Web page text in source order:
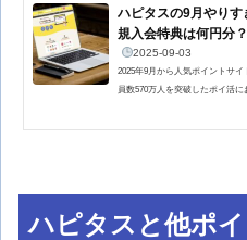
ハピタスの9月やり
規入会特典は何円分
2025-09-03
2025年9月から人気ポイントサ
員数570万人を突破したポイ活
ハピタスと他ポ